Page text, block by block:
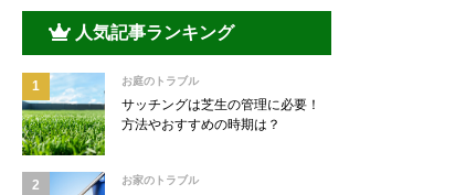
人気記事ランキング
お庭のトラブル
サッチングは芝生の管理に必要！
方法やおすすめの時期は？
お家のトラブル